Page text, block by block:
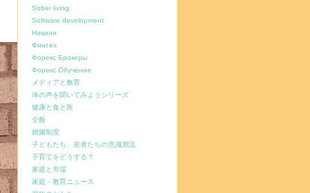
Sober living
Software development
Новини
Финтех
Форекс Брокеры
Форекс Обучение
メディアと教育
体の声を聞いてみようシリーズ
健康と食と医
全般
婚姻制度
子どもたち、若者たちの意識潮流
子育てをどうする？
家庭と市場
家庭・教育ニュース